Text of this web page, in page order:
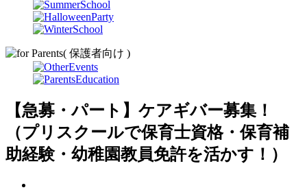
【急募・パート】ケアギバー募集！
（プリスクールで保育士資格・保育補
助経験・幼稚園教員免許を活かす！）